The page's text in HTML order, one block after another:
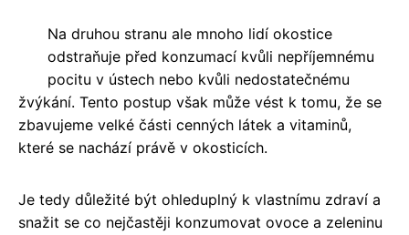
Na druhou stranu ale mnoho lidí okostice
odstraňuje před konzumací kvůli nepříjemnému
pocitu v ústech nebo kvůli nedostatečnému
žvýkání. Tento postup však může vést k tomu, že se
zbavujeme velké části cenných látek a vitaminů,
které se nachází právě v okosticích.
Je tedy důležité být ohleduplný k vlastnímu zdraví a
snažit se co nejčastěji konzumovat ovoce a zeleninu